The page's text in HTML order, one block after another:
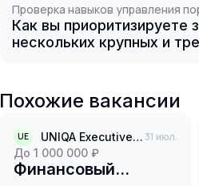
Проверка навыков управления
Как вы приоритизируете
нескольких крупных и
Похожие вакансии
UE UNIQA Executive Search 31 июл.
до 1 000 000 ₽
Финансовый